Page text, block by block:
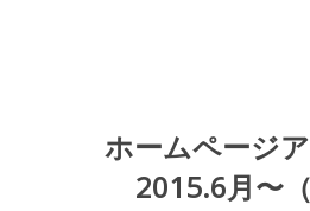
ホームページ
2015.6月〜（